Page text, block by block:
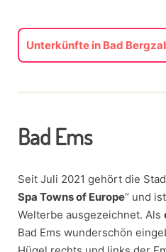
Unterkünfte in Bad
Bad Ems
Seit Juli 2021 gehört die
Spa Towns of Europe“ und
Welterbe ausgezeichnet. Als
Bad Ems wunderschön